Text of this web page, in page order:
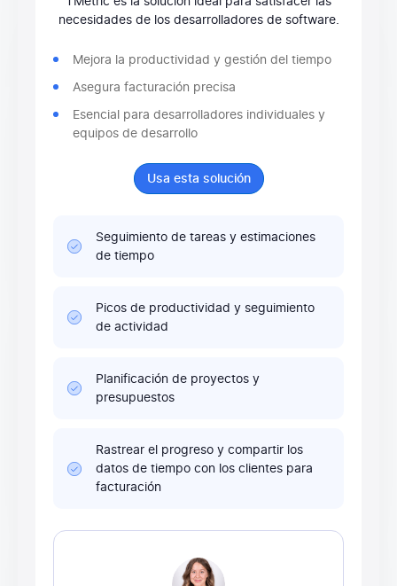
necesidades de los desarrolladores de software.
Mejora la productividad y gestión del tiempo
Asegura facturación precisa
Esencial para desarrolladores individuales y
equipos de desarrollo
Usa esta solución
Seguimiento de tareas y estimaciones
de tiempo
Picos de productividad y seguimiento
de actividad
Planificación de proyectos y
presupuestos
Rastrear el progreso y compartir los
datos de tiempo con los clientes para
facturación